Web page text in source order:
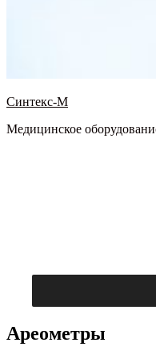
Синтекс-М
Медицинское
Ареометры